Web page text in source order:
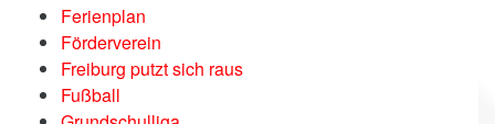
Ferienplan
Förderverein
Freiburg putzt sich raus
Fußball